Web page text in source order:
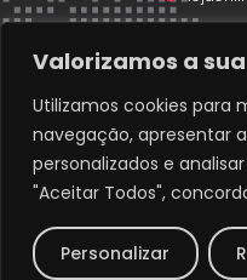
Valorizamos a
Utilizamos cookies para
navegação, apresentar
personalizados e
"Aceitar Todos",
Personalizar
Copyright © 2026 –
Developed with